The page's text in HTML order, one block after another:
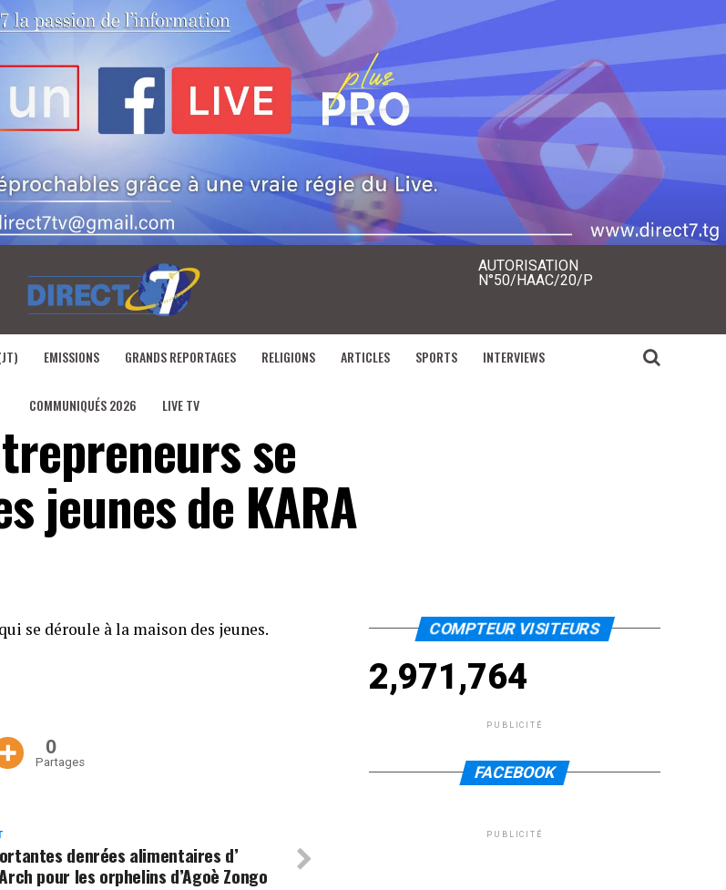
AUTORISATION
N°50/HAAC/20/P
EMISSIONS GRANDS REPORTAGES RELIGIONS ARTICLES SPORTS INTERVIEWS
COMMUNIQUÉS 2026 LIVE TV
se
jeunes de KARA
se déroule à la maison des jeunes.
0
Partages
denrées alimentaires d’
pour les orphelins d’Agoè Zongo
COMPTEUR VISITEURS
2,971,764
PUBLICITÉ
FACEBOOK
PUBLICITÉ